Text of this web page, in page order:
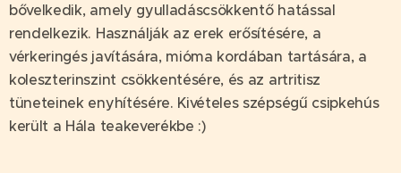
bővelkedik, amely gyulladáscsökkentő hatással
rendelkezik. Használják az erek erősítésére, a
vérkeringés javítására, mióma kordában tartására, a
koleszterinszint csökkentésére, és az artritisz
tüneteinek enyhítésére. Kivételes szépségű csipkehús
került a Hála teakeverékbe :)